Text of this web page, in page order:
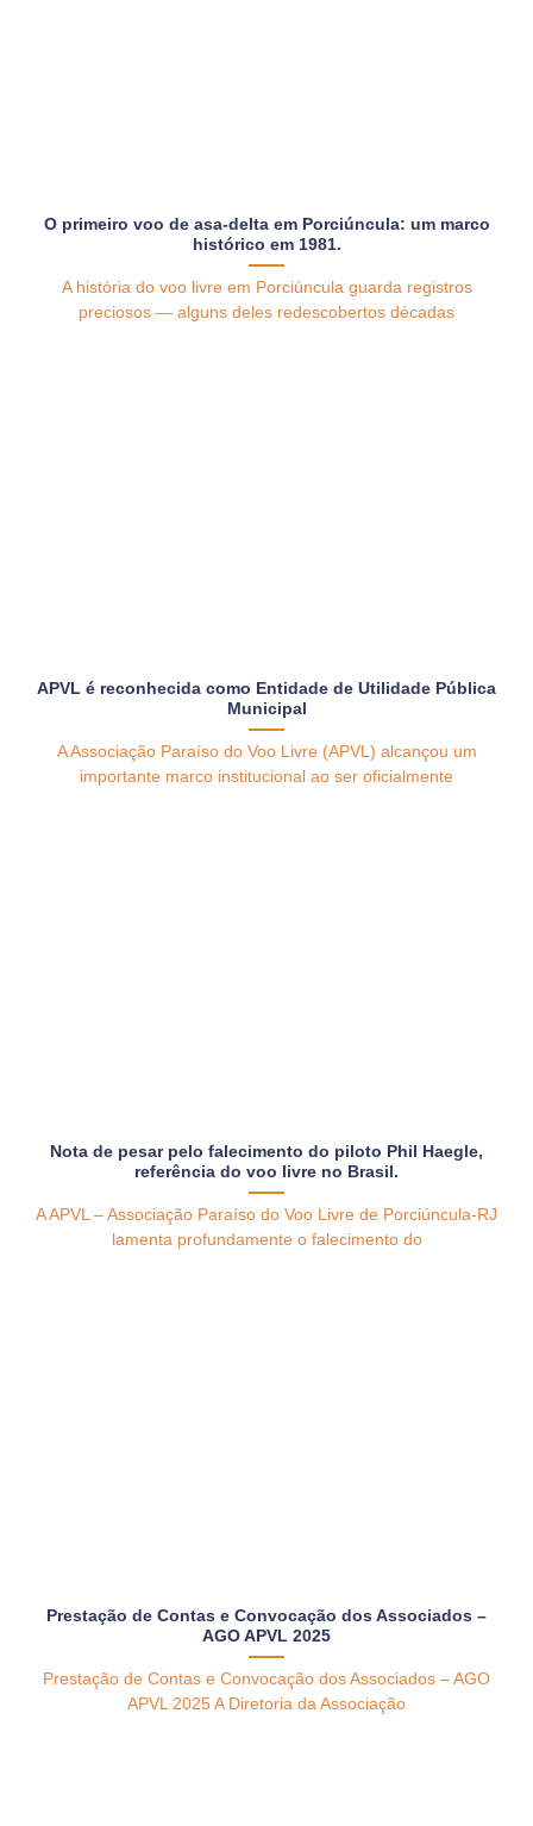
O primeiro voo de asa-delta em Porciúncula: um marco
histórico em 1981.
A história do voo livre em Porciúncula guarda registros
preciosos — alguns deles redescobertos décadas
APVL é reconhecida como Entidade de Utilidade Pública
Municipal
A Associação Paraíso do Voo Livre (APVL) alcançou um
importante marco institucional ao ser oficialmente
Nota de pesar pelo falecimento do piloto Phil Haegle,
referência do voo livre no Brasil.
A APVL – Associação Paraíso do Voo Livre de Porciúncula-RJ
lamenta profundamente o falecimento do
Prestação de Contas e Convocação dos Associados –
AGO APVL 2025
Prestação de Contas e Convocação dos Associados – AGO
APVL 2025 A Diretoria da Associação